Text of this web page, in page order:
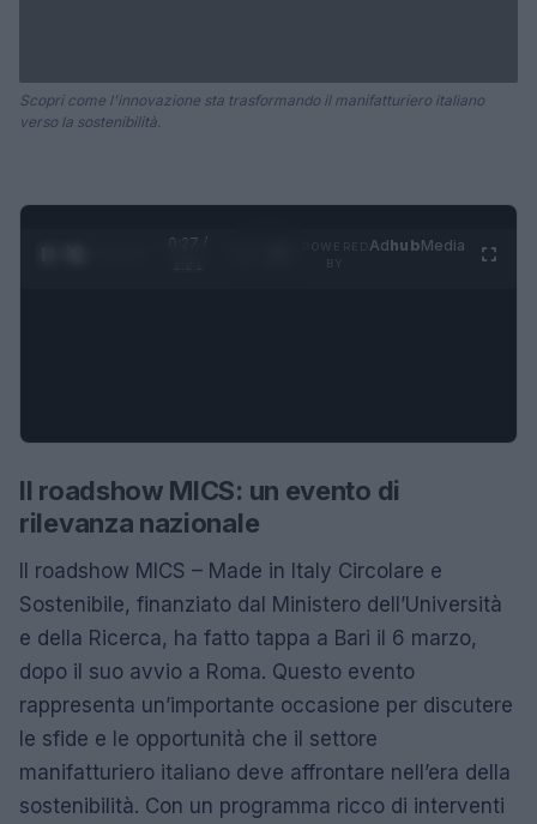
Scopri come l'innovazione sta trasformando il manifatturiero italiano
verso la sostenibilità.
0:28 /
AdhubMedia
Il roadshow MICS: un evento di
rilevanza nazionale
Il roadshow MICS – Made in Italy Circolare e
Sostenibile, finanziato dal Ministero dell’Università
e della Ricerca, ha fatto tappa a Bari il 6 marzo,
dopo il suo avvio a Roma. Questo evento
rappresenta un’importante occasione per discutere
le sfide e le opportunità che il settore
manifatturiero italiano deve affrontare nell’era della
sostenibilità. Con un programma ricco di interventi